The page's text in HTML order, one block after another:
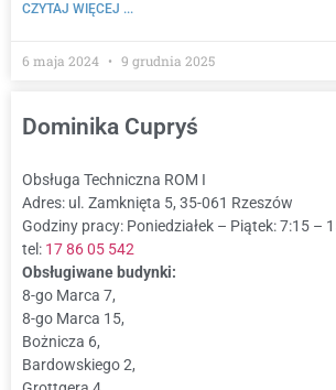
CZYTAJ WIĘCEJ ...
6 maja 2024 9 grudnia 2025
Dominika Cupryś
Obsługa Techniczna ROM I
Adres: ul. Zamknięta 5, 35-061 Rzeszów
Godziny pracy: Poniedziałek – Piątek: 7:15 –
tel: 17 86 05 542
Obsługiwane budynki:
8-go Marca 7,
8-go Marca 15,
Bożnicza 6,
Bardowskiego 2,